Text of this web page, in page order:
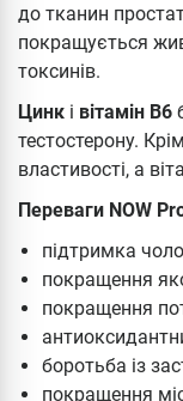
до тканин
покращується
токсинів.
Цинк і вітамін В6
тестостерону.
властивості, а
Переваги NOW
підтримка
покращення
покращення
боротьба із
покращення